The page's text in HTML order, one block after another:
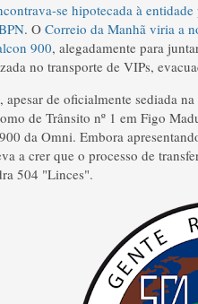
se hipotecada à
. O Correio da Manhã viria a
900, alegadamente para
no transporte de VIPs,
de oficialmente sediada
de Trânsito nº 1 em Figo
da Omni. Embora
a crer que o processo de
504 "Linces".